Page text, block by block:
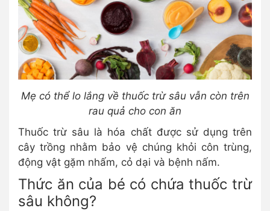
Mẹ có thể lo lắng về thuốc trừ sâu vẫn còn trên
rau quả cho con ăn
Thuốc trừ sâu là hóa chất được sử dụng trên
cây trồng nhằm bảo vệ chúng khỏi côn trùng,
động vật gặm nhấm, cỏ dại và bệnh nấm.
Thức ăn của bé có chứa thuốc trừ
sâu không?